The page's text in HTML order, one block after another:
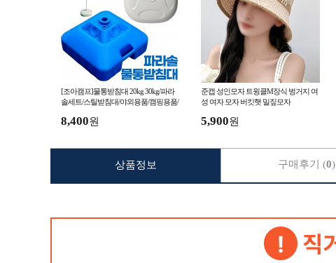
[조아캠프]물통받침대 20kg 30kg/파라
솔세트/스틸받침대/야외용품/캠핑용품/
8,400원
준캡 성인모자 트윙클M장식 벙거지 여
성 여자 모자 버킷햇 밀짚모자
5,900원
상품정보 구매후기 (0)